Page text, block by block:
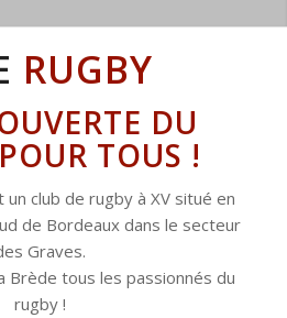
RUGBY
DU
TOUS !
un club de rugby à XV situé en
de Bordeaux dans le secteur
Graves.
Brède tous les passionnés du
rugby !